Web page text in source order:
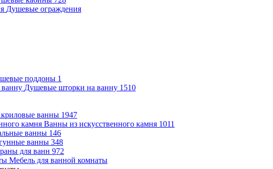
Душевые ограждения
поддоны 1
Душевые шторки на ванну 1510
ванны 1947
Ванны из искусственного камня 1011
ванны 146
ванны 348
для ванн 972
Мебель для ванной комнаты